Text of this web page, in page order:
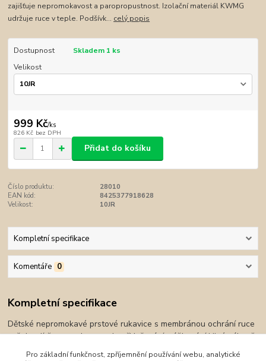
zajišťuje nepromokavost a paropropustnost. Izolační materiál KWMG
udržuje ruce v teple. Podšívk... celý popis
Dostupnost
Skladem 1 ks
Velikost
999 Kč/ks
826 Kč bez DPH
Přidat do košíku
Číslo produktu:
28010
EAN kód:
8425377918628
Velikost:
10JR
Kompletní specifikace
Komentáře 0
Kompletní specifikace
Dětské nepromokavé prstové rukavice s membránou ochrání ruce
vašeho dítěte v suchu a teple při lyžování, sáňkování i jiné zábavě
venku v zimních měsících.
Pro základní funkčnost, zpříjemnění používání webu, analytické